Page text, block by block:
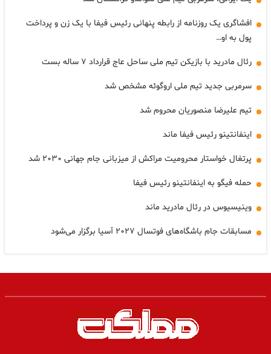
افشاگری یک روزنامه از رابطه پنهانی رئیس فیفا با یک زن و پرداخت
پول به او…
رئال مادرید با بازیکن تیم ملی ساحل عاج قرارداد ۷ ساله بست
سرمربی جدید تیم ملی اروگوئه مشخص شد
تیم علیرضا منصوریان محروم شد
اینفانتینو رئیس فیفا ماند
پرتغال خواستار محرومیت مراکش از میزبانی جام جهانی ۲۰۳۰ شد
حمله فیگو به اینفانتینو رئیس فیفا
وینیسیوس در رئال مادرید ماند
مسابقات جام باشگاه‌های فوتسال ۲۰۲۷ آسیا برگزار می‌شود